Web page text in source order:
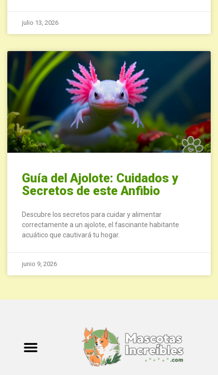
julio 13, 2026
Guía del Ajolote: Cuidados y
Secretos de este Anfibio
Descubre los secretos para cuidar y alimentar
correctamente a un ajolote, el fascinante habitante
acuático que cautivará tu hogar.
junio 9, 2026